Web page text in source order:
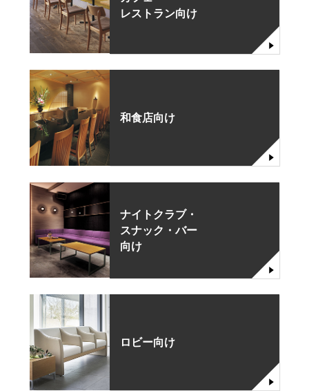
レストラン向け
和食店向け
ナイトクラブ・
スナック・バー
向け
ロビー向け